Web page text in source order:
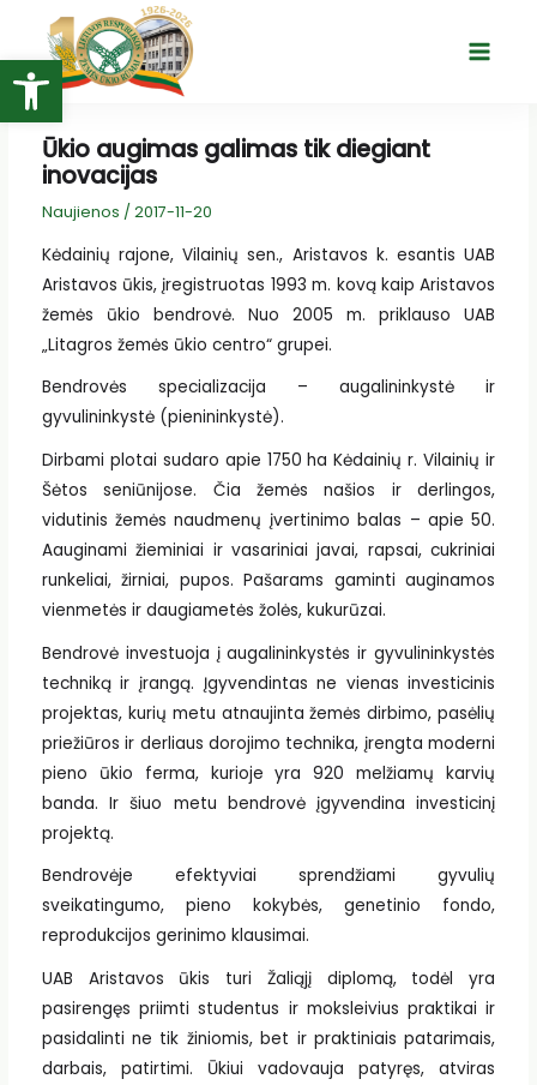
Open toolbar
turinio
Main
Ūkio augimas galimas tik diegiant
inovacijas
Naujienos / 2017-11-20
Kėdainių rajone, Vilainių sen., Aristavos k. esantis UAB
Aristavos ūkis, įregistruotas 1993 m. kovą kaip Aristavos
žemės ūkio bendrovė. Nuo 2005 m. priklauso UAB
„Litagros žemės ūkio centro“ grupei.
Bendrovės specializacija – augalininkystė ir
gyvulininkystė (pienininkystė).
Dirbami plotai sudaro apie 1750 ha Kėdainių r. Vilainių ir
Šėtos seniūnijose. Čia žemės našios ir derlingos,
vidutinis žemės naudmenų įvertinimo balas – apie 50.
Aauginami žieminiai ir vasariniai javai, rapsai, cukriniai
runkeliai, žirniai, pupos. Pašarams gaminti auginamos
vienmetės ir daugiametės žolės, kukurūzai.
Bendrovė investuoja į augalininkystės ir gyvulininkystės
techniką ir įrangą. Įgyvendintas ne vienas investicinis
projektas, kurių metu atnaujinta žemės dirbimo, pasėlių
priežiūros ir derliaus dorojimo technika, įrengta moderni
pieno ūkio ferma, kurioje yra 920 melžiamų karvių
banda. Ir šiuo metu bendrovė įgyvendina investicinį
projektą.
Bendrovėje efektyviai sprendžiami gyvulių
sveikatingumo, pieno kokybės, genetinio fondo,
reprodukcijos gerinimo klausimai.
UAB Aristavos ūkis turi Žaliąjį diplomą, todėl yra
pasirengęs priimti studentus ir moksleivius praktikai ir
pasidalinti ne tik žiniomis, bet ir praktiniais patarimais,
darbais, patirtimi. Ūkiui vadovauja patyręs, atviras